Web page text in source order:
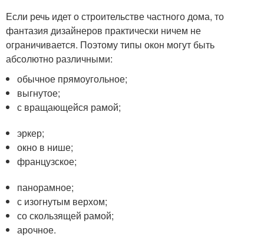
Если речь идет о строительстве частного дома, то
фантазия дизайнеров практически ничем не
ограничивается. Поэтому типы окон могут быть
абсолютно различными:
обычное прямоугольное;
выгнутое;
с вращающейся рамой;
эркер;
окно в нише;
французское;
панорамное;
с изогнутым верхом;
со скользящей рамой;
арочное.